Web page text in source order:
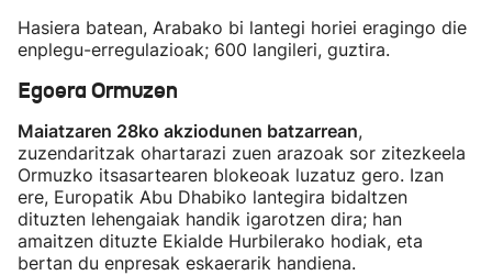
Hasiera batean, Arabako bi lantegi horiei eragingo die
enplegu-erregulazioak; 600 langileri, guztira.
Egoera Ormuzen
Maiatzaren 28ko akziodunen batzarrean,
zuzendaritzak ohartarazi zuen arazoak sor zitezkeela
Ormuzko itsasartearen blokeoak luzatuz gero. Izan
ere, Europatik Abu Dhabiko lantegira bidaltzen
dituzten lehengaiak handik igarotzen dira; han
amaitzen dituzte Ekialde Hurbilerako hodiak, eta
bertan du enpresak eskaerarik handiena.